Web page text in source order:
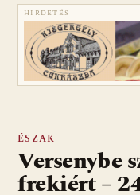
HIRDETÉS
ÉSZAK
Versenybe
frekiért –